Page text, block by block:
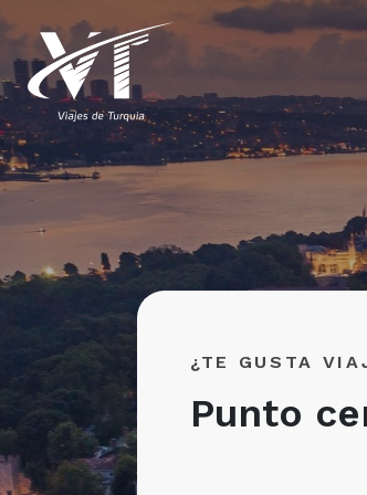
¿TE GUSTA
Punto